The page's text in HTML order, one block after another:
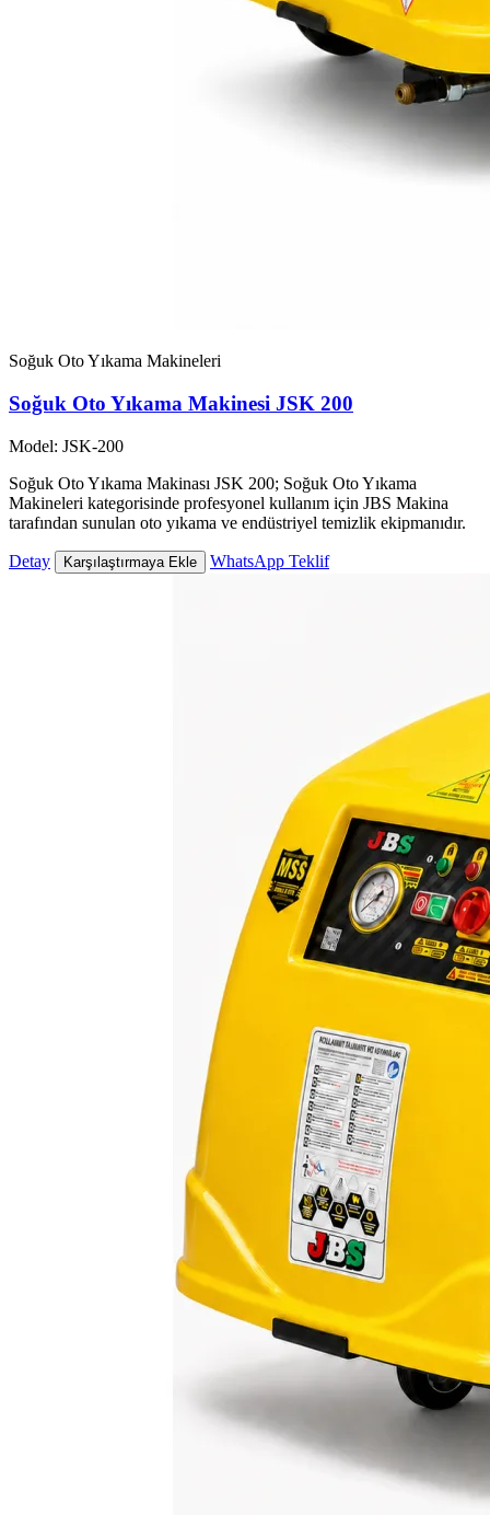
Soğuk Oto Yıkama Makineleri
Soğuk Oto Yıkama Makinesi JSK 200
Model: JSK-200
Soğuk Oto Yıkama Makinası JSK 200; Soğuk Oto Yıkama
Makineleri kategorisinde profesyonel kullanım için JBS Makina
tarafından sunulan oto yıkama ve endüstriyel temizlik ekipmanıdır.
Detay Karşılaştırmaya Ekle WhatsApp Teklif